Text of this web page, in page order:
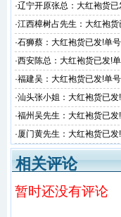
·辽宁开原张总：大红袍货
·江西樟树占先生：大红袍
·石狮蔡：大红袍货已发!单
·西安陈总：大红袍货已发!
·福建吴：大红袍货已发!单
·汕头张小姐：大红袍货已
·福州吴先生：大红袍货已
·厦门黄先生：大红袍货已
相关评论
暂时还没有评论